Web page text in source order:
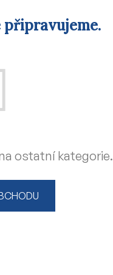
ostatní kategorie.